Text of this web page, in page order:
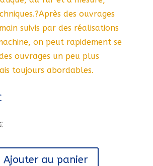
des ouvrages
suivis par des réalisations
on peut rapidement se
ouvrages un peu plus
toujours abordables.
Ajouter au panier